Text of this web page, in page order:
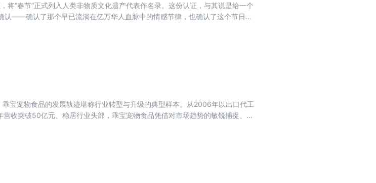
处智能经济浪潮中的创业者、企业决策者和每一个普通人，提供一份理性的参
将“春节”正式列入人类非物质文化遗产代表作名录。这份认证，与其说是给一个
认——确认了那个早已流淌在亿万华人血脉中的情感节律，也确认了这个节日所
现了文化的活态延续。 今天，这套双螺旋结构的能量早已跨越国界。全球约
国家将其定为法定假日。这一全球影响力的形成，伴随着两种现代力量的助
国供应链网络，让红灯笼、春联等春节符号得以抵达世界最偏远的角落；另一
情感流动与消费迁移，它本身已成为观测中国社会与经济韧性的一个独特透镜。
单的营销节点。它是一个在现代化与全球化浪潮中不断自我更新的“活态遗产”。
本能，顶层是被联合国认可的、促进家庭和睦与社会和谐的当代普适性价值。
乖宝宠物食品的发展轨迹堪称行业转型与升级的典型样本。从2006年以出口代工
收突破50亿元、稳居行业头部，乖宝宠物食品凭借对市场趋势的敏锐捕捉、对